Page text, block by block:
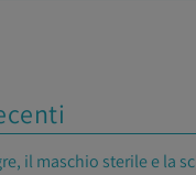
il maschio sterile e la